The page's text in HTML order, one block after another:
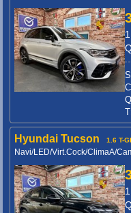
Hyundai Tucson 1.6 T-
Navi/LED/Virt.Cock/ClimaA/